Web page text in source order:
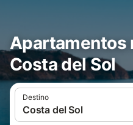
Apartamentos
Costa del Sol
Destino
Costa del Sol